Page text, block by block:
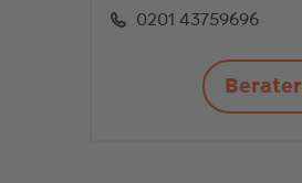
0201 43759696